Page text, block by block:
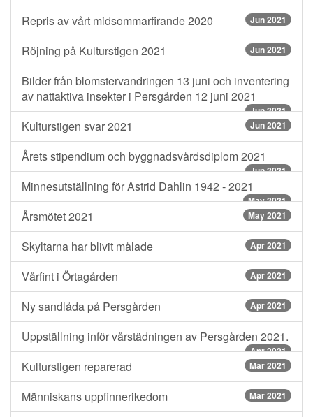
Repris av vårt midsommarfirande 2020 Jun 2021
Röjning på Kulturstigen 2021 Jun 2021
Bilder från blomstervandringen 13 juni och inventering
av nattaktiva insekter i Persgården 12 juni 2021
Jun 2021
Kulturstigen svar 2021 Jun 2021
Årets stipendium och byggnadsvårdsdiplom 2021
Jun 2021
Minnesutställning för Astrid Dahlin 1942 - 2021
May 2021
Årsmötet 2021 May 2021
Skyltarna har blivit målade Apr 2021
Vårfint i Örtagården Apr 2021
Ny sandlåda på Persgården Apr 2021
Uppställning inför vårstädningen av Persgården 2021.
Apr 2021
Kulturstigen reparerad Mar 2021
Människans uppfinnerikedom Mar 2021